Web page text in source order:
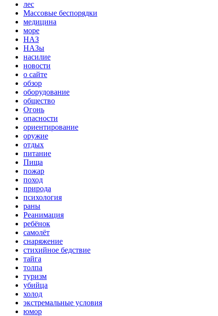
лес
Массовые беспорядки
медицина
море
НАЗ
НАЗы
насилие
новости
о сайте
обзор
оборудование
общество
Огонь
опасности
ориентирование
оружие
отдых
питание
Пища
пожар
поход
природа
психология
раны
Реанимация
ребёнок
самолёт
снаряжение
стихийное бедствие
тайга
толпа
туризм
убийца
холод
экстремальные условия
юмор